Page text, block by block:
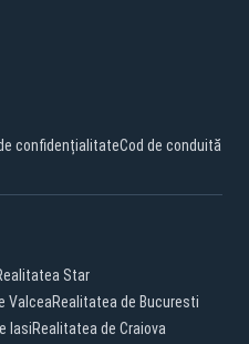
confidențialitateCod de conduită
Star
ValceaRealitatea de Bucuresti
IasiRealitatea de Craiova